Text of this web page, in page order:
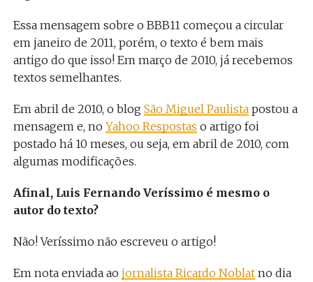
Essa mensagem sobre o BBB11 começou a circular
em janeiro de 2011, porém, o texto é bem mais
antigo do que isso! Em março de 2010, já recebemos
textos semelhantes.
Em abril de 2010, o blog São Miguel Paulistapostou a
mensagem e, no Yahoo Respostas o artigo foi
postado há 10 meses, ou seja, em abril de 2010, com
algumas modificações.
Afinal, Luis Fernando Veríssimo é mesmo o
autor do texto?
Não! Veríssimo não escreveu o artigo!
Em nota enviada ao jornalista Ricardo Noblatno dia